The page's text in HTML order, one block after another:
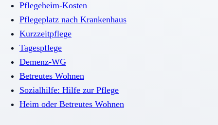
Pflegeheim-Kosten
Pflegeplatz nach Krankenhaus
Kurzzeitpflege
Tagespflege
Demenz-WG
Betreutes Wohnen
Sozialhilfe: Hilfe zur Pflege
Heim oder Betreutes Wohnen